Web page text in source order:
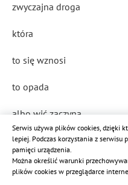
zwyczajna droga
która
to się wznosi
to opada
albo wić zaczyna
krajobraz
ciekawym czyni
Serwis używa plików cookies, dzięki
lepiej. Podczas korzystania z serwisu
pamięci urządzenia.
Można określić warunki
plików cookies w przeglądarce